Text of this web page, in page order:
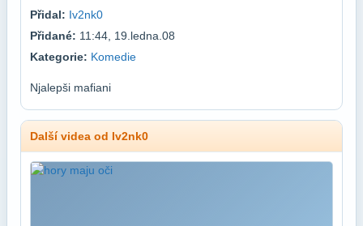
Přidal: Iv2nk0
Přidané: 11:44, 19.ledna.08
Kategorie: Komedie
Njalepši mafiani
Další videa od Iv2nk0